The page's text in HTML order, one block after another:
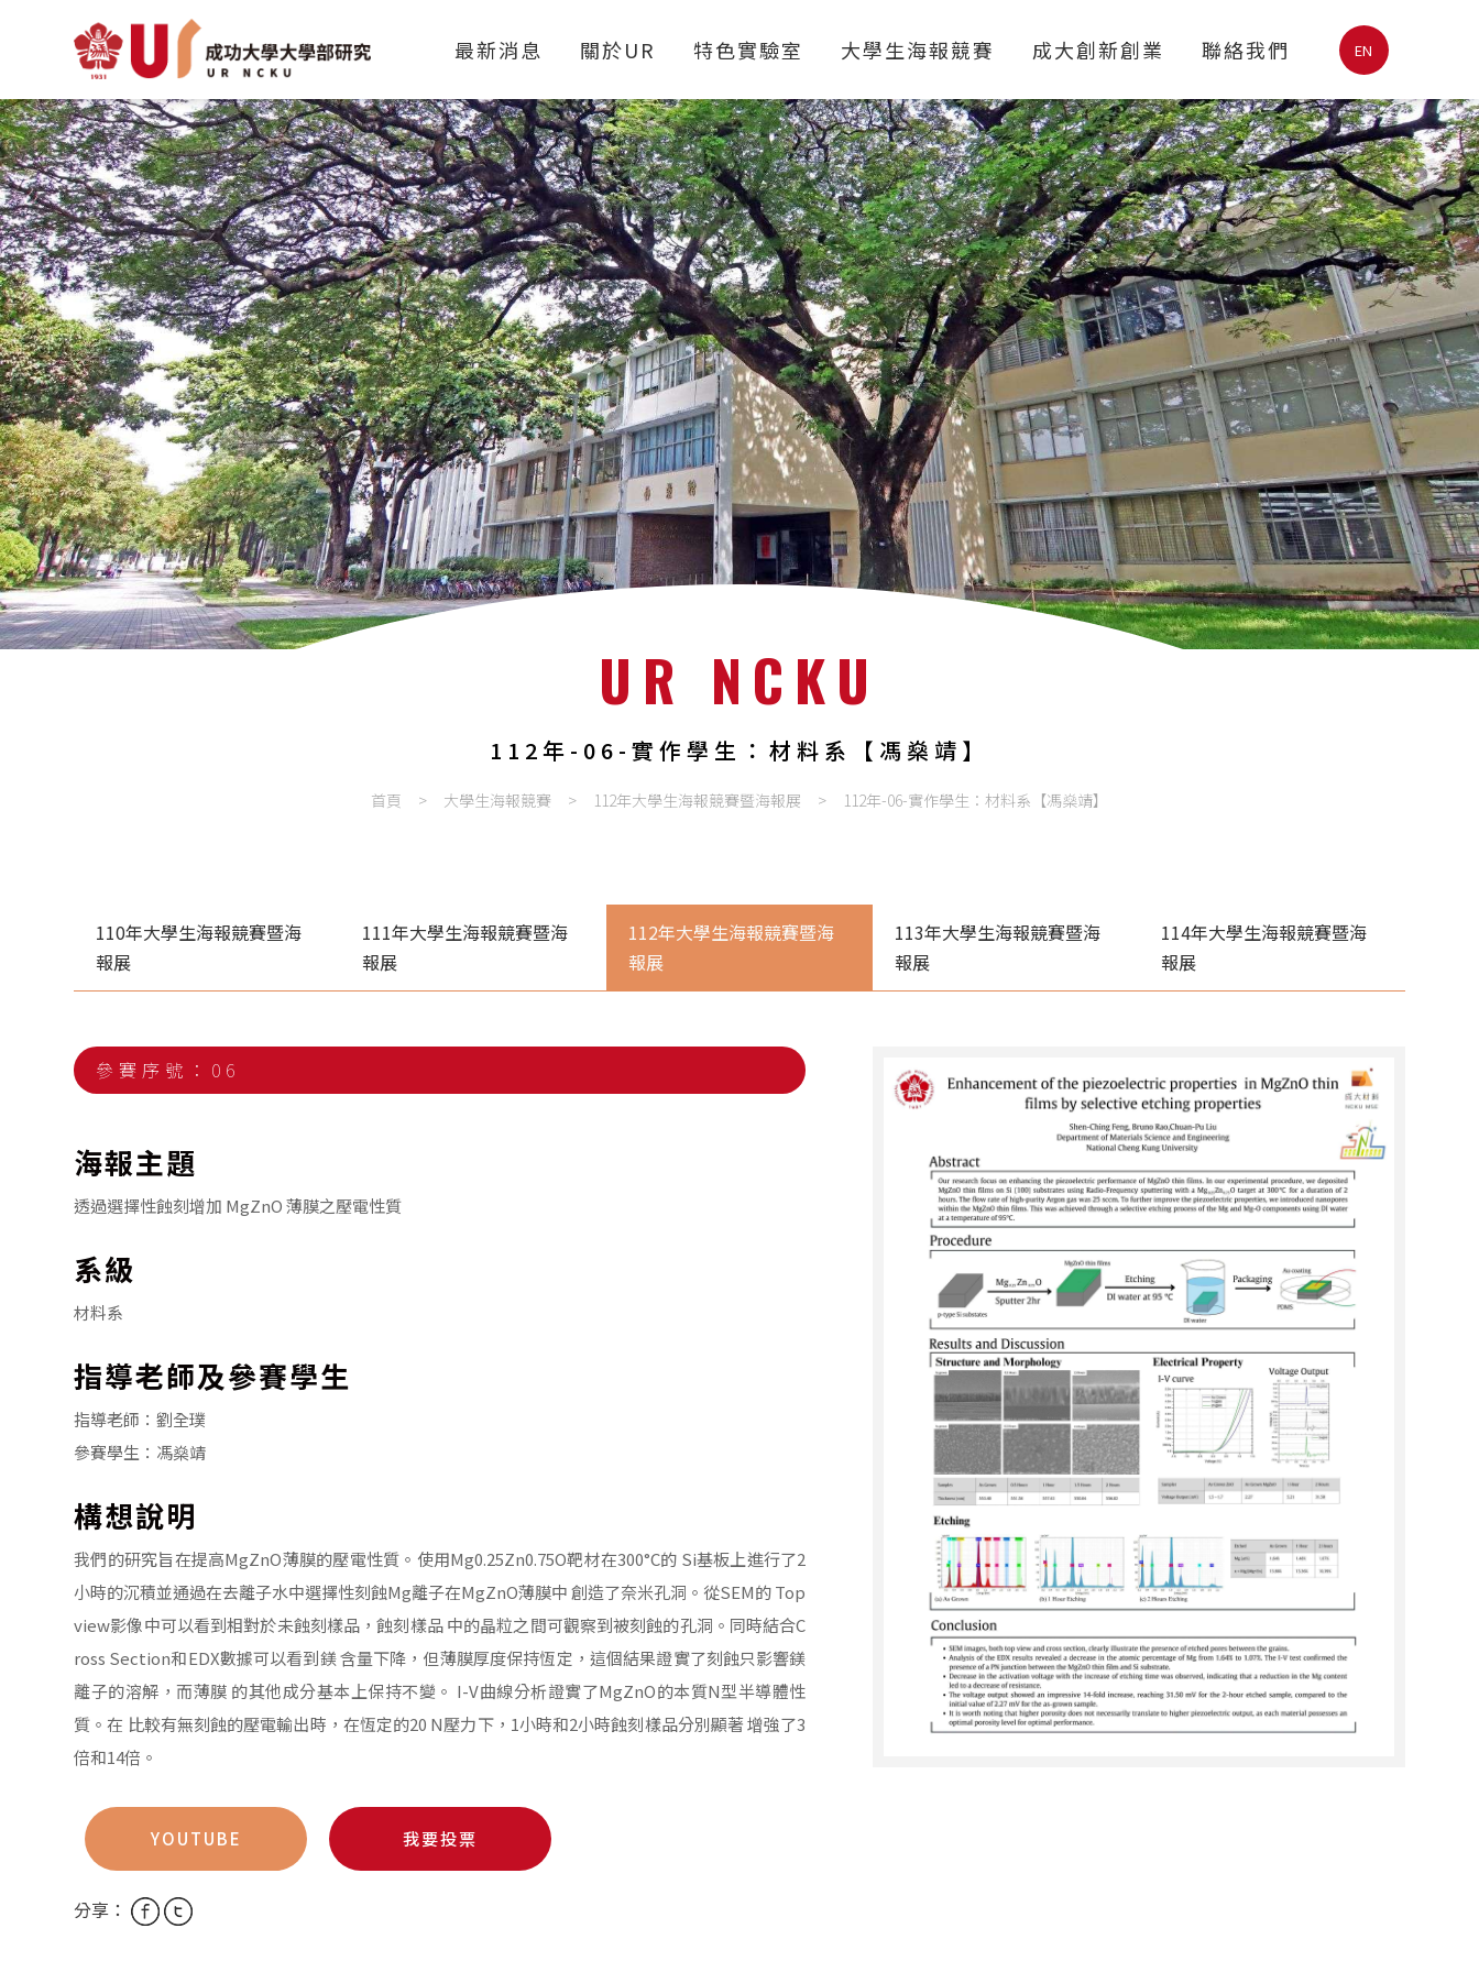
112年-06-實作學生：材料系【馮燊靖】
最新消息 關於UR
UR緣起
校長勉勵
新聞報導
活動照片
活動數據
特色實驗室
實驗室導覽
360度環景亮點場域
校級研究中心
個人&計畫型實驗室
大學生海報競賽 成大創新創業
新創加速中心
創新創業團隊
聯絡我們 EN
UR NCKU
112年-06-實作學生：材料系【馮燊靖】
首頁 大學生海報競賽 112年大學生海報競賽暨海報展 112年-06-實作學生：材料系【馮燊靖】
110年大學生海報競賽暨海
報展
111年大學生海報競賽暨海
報展
112年大學生海報競賽暨海
報展
113年大學生海報競賽暨海
報展
114年大學生海報競賽暨海
報展
參賽序號：06
海報主題
透過選擇性蝕刻增加 MgZnO 薄膜之壓電性質
系級
材料系
指導老師及參賽學生
指導老師：劉全璞
參賽學生：馮燊靖
構想說明
我們的研究旨在提高MgZnO薄膜的壓電性質。使用Mg0.25Zn0.75O靶材在300°C的 Si基板上進行了2
小時的沉積並通過在去離子水中選擇性刻蝕Mg離子在MgZnO薄膜中 創造了奈米孔洞。從SEM的 Top
view影像中可以看到相對於未蝕刻樣品，蝕刻樣品 中的晶粒之間可觀察到被刻蝕的孔洞。同時結合C
ross Section和EDX數據可以看到鎂 含量下降，但薄膜厚度保持恆定，這個結果證實了刻蝕只影響鎂
離子的溶解，而薄膜 的其他成分基本上保持不變。 I-V曲線分析證實了MgZnO的本質N型半導體性
質。在 比較有無刻蝕的壓電輸出時，在恆定的20 N壓力下，1小時和2小時蝕刻樣品分別顯著 增強了3
倍和14倍。
YOUTUBE 我要投票
分享：